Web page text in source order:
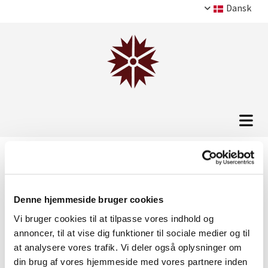
Denne hjemmeside bruger cookies
Vi bruger cookies til at tilpasse vores indhold og
annoncer, til at vise dig funktioner til sociale medier og til
at analysere vores trafik. Vi deler også oplysninger om
din brug af vores hjemmeside med vores partnere inden
Dansk
Knopsvane